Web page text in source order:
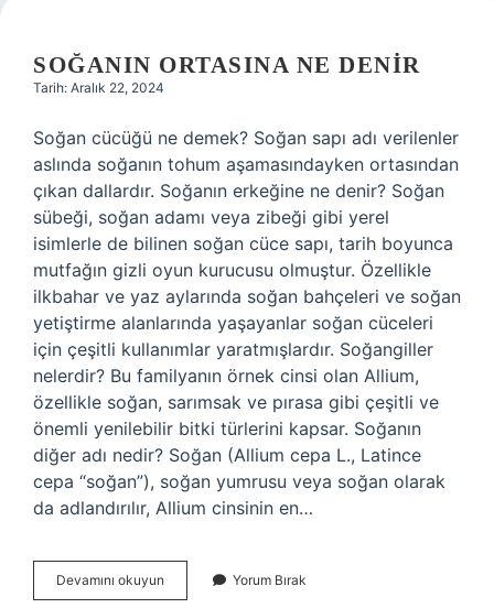
SOĞANIN ORTASINA NE DENIR
Tarih: Aralık 22, 2024
Soğan cücüğü ne demek? Soğan sapı adı verilenler
aslında soğanın tohum aşamasındayken ortasından
çıkan dallardır. Soğanın erkeğine ne denir? Soğan
sübeği, soğan adamı veya zibeği gibi yerel
isimlerle de bilinen soğan cüce sapı, tarih boyunca
mutfağın gizli oyun kurucusu olmuştur. Özellikle
ilkbahar ve yaz aylarında soğan bahçeleri ve soğan
yetiştirme alanlarında yaşayanlar soğan cüceleri
için çeşitli kullanımlar yaratmışlardır. Soğangiller
nelerdir? Bu familyanın örnek cinsi olan Allium,
özellikle soğan, sarımsak ve pırasa gibi çeşitli ve
önemli yenilebilir bitki türlerini kapsar. Soğanın
diğer adı nedir? Soğan (Allium cepa L., Latince
cepa “soğan”), soğan yumrusu veya soğan olarak
da adlandırılır, Allium cinsinin en…
Devamını okuyun Soğanın
Ortasına
Yorum Bırak